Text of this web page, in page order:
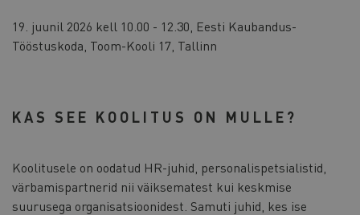
19. juunil 2026 kell 10.00 - 12.30, Eesti Kaubandus-
Tööstuskoda, Toom-Kooli 17, Tallinn
KAS SEE KOOLITUS ON MULLE?
Koolitusele on oodatud HR-juhid, personalispetsialistid,
värbamispartnerid nii väiksematest kui keskmise
suurusega organisatsioonidest. Samuti juhid, kes ise